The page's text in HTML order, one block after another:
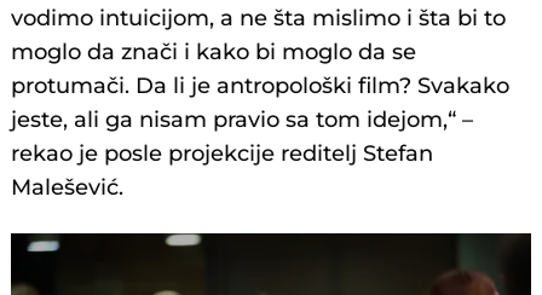
vodimo intuicijom, a ne šta mislimo i šta bi to
moglo da znači i kako bi moglo da se
protumači. Da li je antropološki film? Svakako
jeste, ali ga nisam pravio sa tom idejom,“ –
rekao je posle projekcije reditelj Stefan
Malešević.